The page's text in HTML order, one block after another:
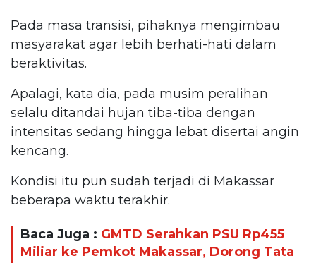
Pada masa transisi, pihaknya mengimbau
masyarakat agar lebih berhati-hati dalam
beraktivitas.
Apalagi, kata dia, pada musim peralihan
selalu ditandai hujan tiba-tiba dengan
intensitas sedang hingga lebat disertai angin
kencang.
Kondisi itu pun sudah terjadi di Makassar
beberapa waktu terakhir.
Baca Juga : GMTD Serahkan PSU Rp455
Miliar ke Pemkot Makassar, Dorong Tata